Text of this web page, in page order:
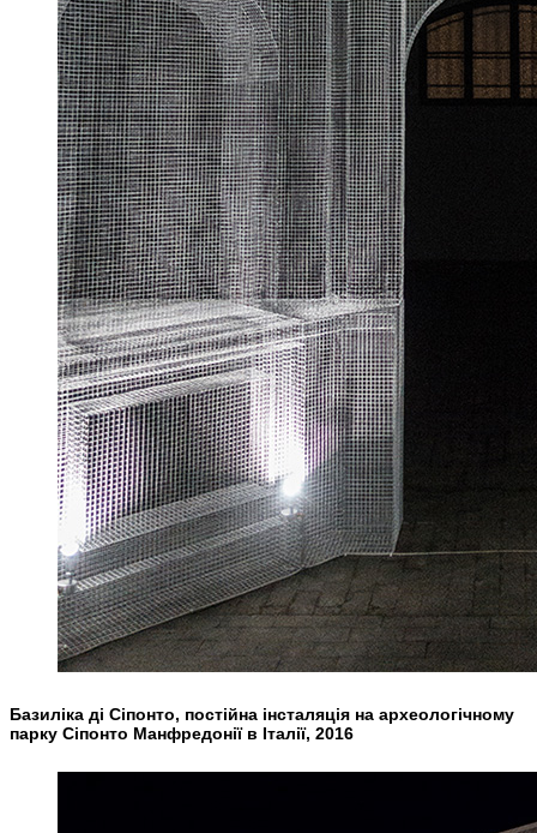
Базиліка ді Сіпонто, постійна інсталяція на археологічному
парку Сіпонто Манфредонії в Італії, 2016